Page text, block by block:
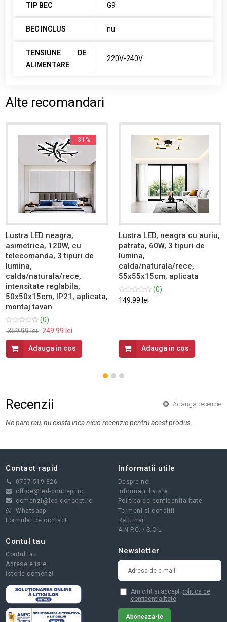
TIP BEC G9
BEC INCLUS nu
TENSIUNE DE
ALIMENTARE
220V-240V
Alte recomandari
-31%
Lustra LED neagra,
asimetrica, 120W, cu
telecomanda, 3 tipuri de
lumina,
calda/naturala/rece,
intensitate reglabila,
50x50x15cm, IP21, aplicata,
montaj tavan
(0)
359.99 lei 249.99 lei
Adauga in cos
Lustra LED, neagra cu auriu,
patrata, 60W, 3 tipuri de
lumina,
calda/naturala/rece,
55x55x15cm, aplicata
(0)
149.99 lei
Adauga in cos
Recenzii Adauga recenzie
Ne pare rau, nu exista inca nicio recenzie pentru acest produs.
Contact rapid
0757 519 826
office@led-concept.ro
comenzi@led-concept.ro
Whatsapp
Formular de contact
Informatii utile
Despre noi
Informatii livrare
Politica de confidentialitate
Termeni si conditii
Returnari
A.N.P.C. / S.O.L.
Contul tau
Contul tau
Adresele tale
Istoric comenzi
Newsletter
Am citit si accept politica de
confidentialitate